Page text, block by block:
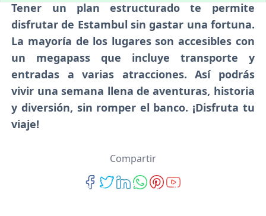
Tener un plan estructurado te permite
disfrutar de Estambul sin gastar una fortuna.
La mayoría de los lugares son accesibles con
un megapass que incluye transporte y
entradas a varias atracciones. Así podrás
vivir una semana llena de aventuras, historia
y diversión, sin romper el banco. ¡Disfruta tu
viaje!
Compartir